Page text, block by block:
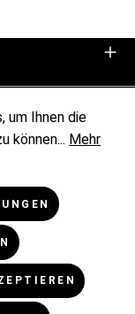
um Ihnen die
können... Mehr